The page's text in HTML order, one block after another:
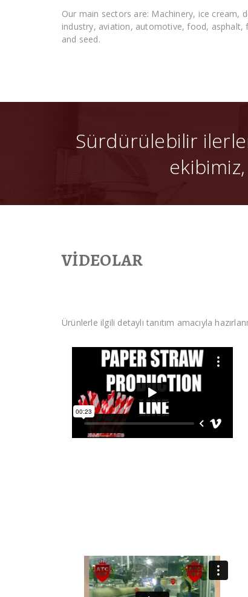
Our main sectors are: Machinery, ice cream,
industry, aviation, automotive, food, asphalt,
and seed.
Sürdürülebilir
VİDEOLAR
Ürünlerle ilgili detaylı tanıtım amacıyla